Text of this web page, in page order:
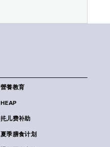
營養教育
HEAP
扥儿费补助
夏季膳食计划